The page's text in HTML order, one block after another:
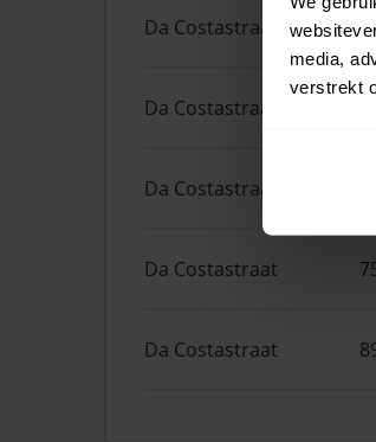
media,
verstrekt
Da Costastraat
Da Costastraat
Da Costastraat
Da Costastraat
Da Costastraat